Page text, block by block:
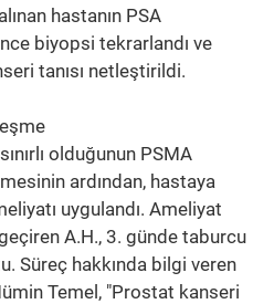
hastanın PSA
biyopsi tekrarlandı ve
tanısı netleştirildi.
olduğunun PSMA
ardından, hastaya
uygulandı. Ameliyat
A.H., 3. günde taburcu
Süreç hakkında bilgi veren
Temel, "Prostat kanseri